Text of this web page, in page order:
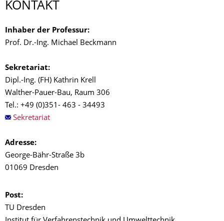
KONTAKT
Inhaber der Professur:
Prof. Dr.-Ing. Michael Beckmann
Sekretariat:
Dipl.-Ing. (FH) Kathrin Krell
Walther-Pauer-Bau, Raum 306
Tel.: +49 (0)351- 463 - 34493
Sekretariat
Adresse:
George-Bähr-Straße 3b
01069 Dresden
Post:
TU Dresden